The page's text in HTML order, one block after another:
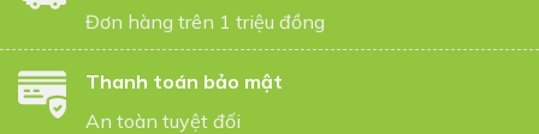
Đơn hàng trên 1 triệu đồng
Thanh toán bảo mật
An toàn tuyệt đối